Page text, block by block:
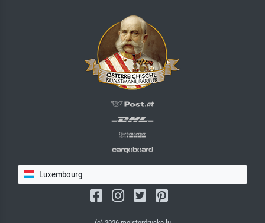
Luxembourg